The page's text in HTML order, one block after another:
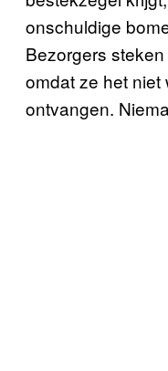
onschuldige
Bezorgers steken
omdat ze het niet
ontvangen.